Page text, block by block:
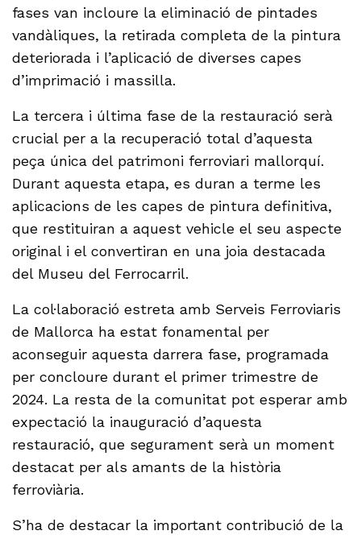
fases van incloure la eliminació de pintades
vandàliques, la retirada completa de la pintura
deteriorada i l’aplicació de diverses capes
d’imprimació i massilla.
La tercera i última fase de la restauració serà
crucial per a la recuperació total d’aquesta
peça única del patrimoni ferroviari mallorquí.
Durant aquesta etapa, es duran a terme les
aplicacions de les capes de pintura definitiva,
que restituiran a aquest vehicle el seu aspecte
original i el convertiran en una joia destacada
del Museu del Ferrocarril.
La col·laboració estreta amb Serveis Ferroviaris
de Mallorca ha estat fonamental per
aconseguir aquesta darrera fase, programada
per concloure durant el primer trimestre de
2024. La resta de la comunitat pot esperar amb
expectació la inauguració d’aquesta
restauració, que segurament serà un moment
destacat per als amants de la història
ferroviària.
S’ha de destacar la important contribució de la